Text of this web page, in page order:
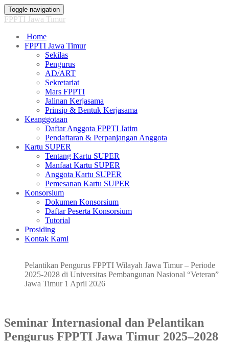
Toggle navigation
FPPTI Jawa Timur
Home
FPPTI Jawa Timur
Sekilas
Pengurus
AD/ART
Sekretariat
Mars FPPTI
Jalinan Kerjasama
Prinsip & Bentuk Kerjasama
Keanggotaan
Daftar Anggota FPPTI Jatim
Pendaftaran & Perpanjangan Anggota
Kartu SUPER
Tentang Kartu SUPER
Manfaat Kartu SUPER
Anggota Kartu SUPER
Pemesanan Kartu SUPER
Konsorsium
Dokumen Konsorsium
Daftar Peserta Konsorsium
Tutorial
Prosiding
Kontak Kami
Pelantikan Pengurus FPPTI Wilayah Jawa Timur – Periode
2025-2028 di Universitas Pembangunan Nasional “Veteran”
Jawa Timur 1 April 2026
Seminar Internasional dan Pelantikan
Pengurus FPPTI Jawa Timur 2025–2028